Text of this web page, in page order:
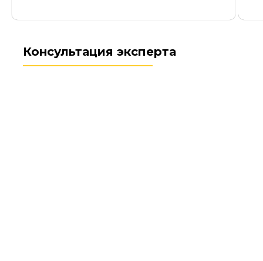
Консультация эксперта